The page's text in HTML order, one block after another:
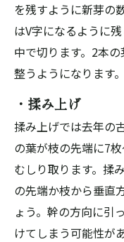
を残すように新芽の
はV字になるように
中で切ります。2本
整うようになります。
・揉み上げ
揉み上げでは去年の
の葉が枝の先端に7
むしり取ります。揉
の先端か枝から垂直
ょう。幹の方向に引
けてしまう可能性が